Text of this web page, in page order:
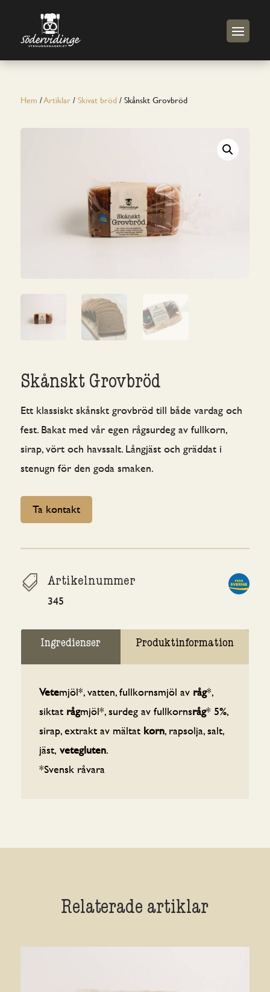
Hem /Artiklar/Skivat bröd/ Skånskt Grovbröd
Skånskt Grovbröd
Ett klassiskt skånskt grovbröd till både vardag och
fest. Bakat med vår egen rågsurdeg av fullkorn,
sirap, vört och havssalt. Långjäst och gräddat i
stenugn för den goda smaken.
Ta kontakt
 Artikelnummer
345
Ingredienser Produktinformation
Vetemjöl*, vatten, fullkornsmjöl av råg*,
siktat rågmjöl*, surdeg av fullkornsråg* 5%,
sirap, extrakt av mältat korn, rapsolja, salt,
jäst, vetegluten.
*Svensk råvara
Relaterade artiklar